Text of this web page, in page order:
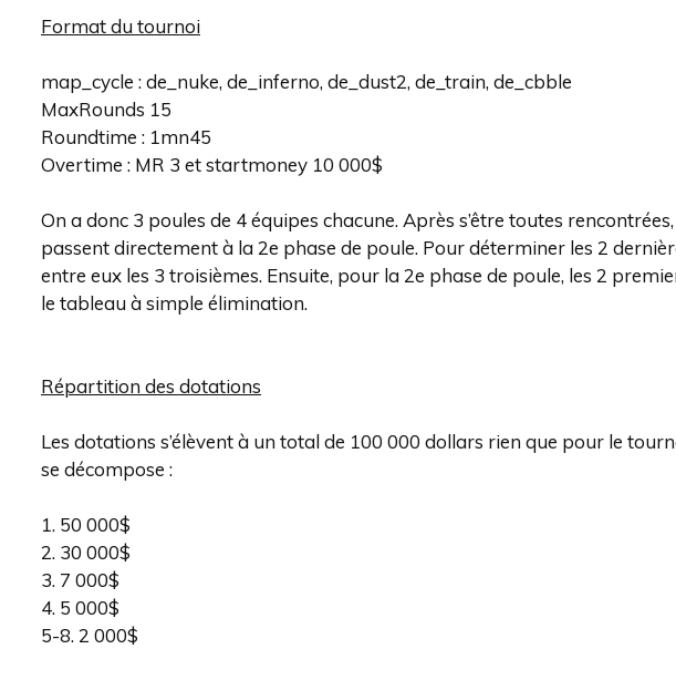
Format du tournoi
map_cycle : de_nuke, de_inferno, de_dust2, de_train, de_cbble
MaxRounds 15
Roundtime : 1mn45
Overtime : MR 3 et startmoney 10 000$
On a donc 3 poules de 4 équipes chacune. Après s’être toutes
passent directement à la 2e phase de poule. Pour déterminer les 2
entre eux les 3 troisièmes. Ensuite, pour la 2e phase de poule, les 2
le tableau à simple élimination.
Répartition des dotations
Les dotations s’élèvent à un total de 100 000 dollars rien que pour le
se décompose :
1. 50 000$
2. 30 000$
3. 7 000$
4. 5 000$
5-8. 2 000$